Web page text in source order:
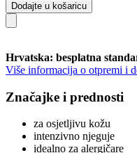
Dodajte u košaricu
Hrvatska: besplatna
Više informacija o otpremi i
Značajke i prednosti
za osjetljivu kožu
intenzivno njeguje
idealno za alergičare